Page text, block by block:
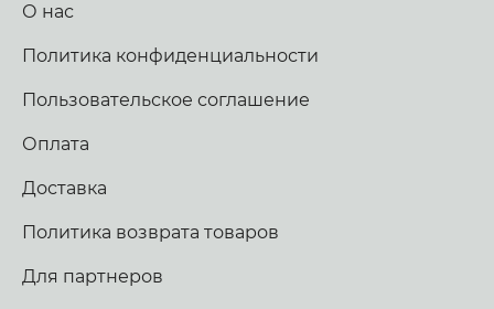
О нас
Политика конфиденциальности
Пользовательское соглашение
Оплата
Доставка
Политика возврата товаров
Для партнеров